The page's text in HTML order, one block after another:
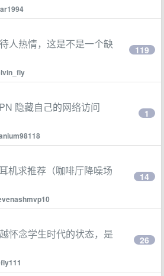
人热情，这是不是一个缺
119
隐藏自己的网络访问
1
机求推荐（咖啡厅降噪场
14
怀念学生时代的状态，是
26